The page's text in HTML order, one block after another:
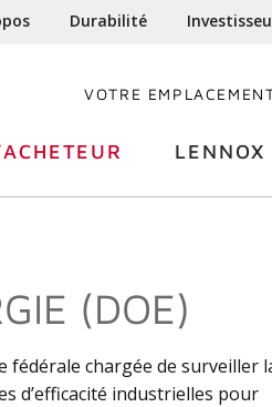
Durabilité
VOTRE
LENNOX
(DOE)
fédérale chargée de surveiller
d’efficacité industrielles pour